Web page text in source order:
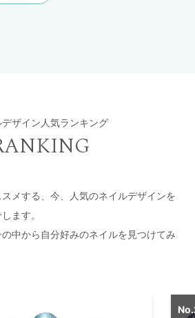
デザイン人気ランキング
メする、今、人気のネイルデザインを
ます。
中から自分好みのネイルを見つけてみ